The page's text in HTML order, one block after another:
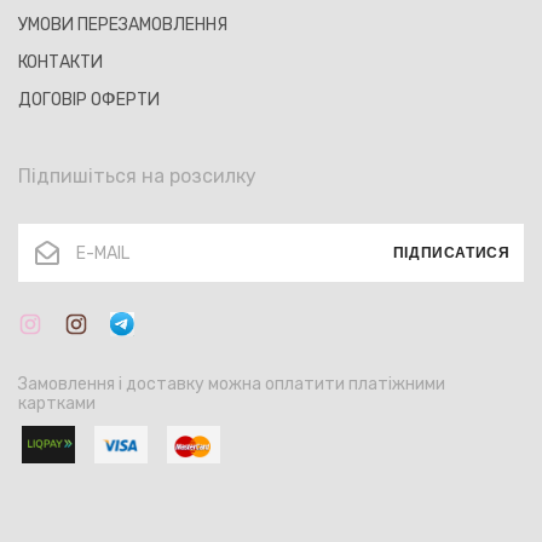
УМОВИ ПЕРЕЗАМОВЛЕННЯ
КОНТАКТИ
ДОГОВІР ОФЕРТИ
Підпишіться на розсилку
ПІДПИСАТИСЯ
Замовлення і доставку можна оплатити платіжними
картками